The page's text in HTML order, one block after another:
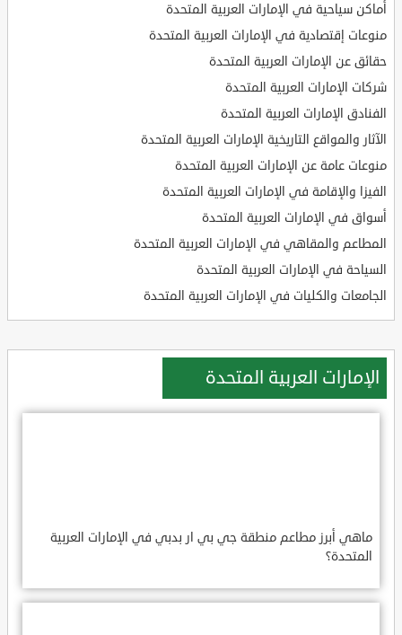
أماكن سياحية في الإمارات العربية المتحدة
منوعات إقتصادية في الإمارات العربية المتحدة
حقائق عن الإمارات العربية المتحدة
شركات الإمارات العربية المتحدة
الفنادق الإمارات العربية المتحدة
الآثار والمواقع التاريخية الإمارات العربية المتحدة
منوعات عامة عن الإمارات العربية المتحدة
الفيزا والإقامة في الإمارات العربية المتحدة
أسواق في الإمارات العربية المتحدة
المطاعم والمقاهي في الإمارات العربية المتحدة
السياحة في الإمارات العربية المتحدة
الجامعات والكليات في الإمارات العربية المتحدة
الإمارات العربية المتحدة
ماهي أبرز مطاعم منطقة جي بي ار بدبي في الإمارات العربية
المتحدة؟